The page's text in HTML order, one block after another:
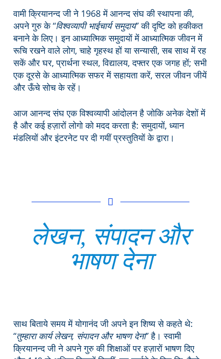
वामी क्रियानन्द जी ने 1968 में आनन्द संघ की स्थापना की,
अपने गुरु के “विश्वव्यापी भाईचार्य समुदाय” की दृष्टि को हकीकत
बनाने के लिए। इन आध्यात्मिक समुदायों में आध्यात्मिक जीवन में
रूचि रखने वाले लोग, चाहे गृहस्थ हों या सन्यासी, सब साथ में रह
सकें और घर, प्रार्थना स्थल, विद्यालय, दफ्तर एक जगह हों; सभी
एक दूरसे के आध्यात्मिक सफर में सहायता करें, सरल जीवन जीयें
और ऊँचे सोच के रहें।
आज आनन्द संघ एक विश्वव्यापी आंदोलन है जोकि अनेक देशों में
है और कई हज़ारों लोगो को मदद करता है: समुदायों, ध्यान
मंडलियों और इंटरनेट पर दी गयीं प्रस्तुतियों के द्वारा।
लेखन, संपादन और
भाषण देना
साथ बिताये समय में योगानंद जी अपने इन शिष्य से कहते थे:
“तुम्हारा कार्य लेखन, संपादन और भाषण देना” है। स्वामी
क्रियानन्द जी ने अपने गुरु की शिक्षाओं पर हज़ारों भाषण दिए